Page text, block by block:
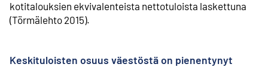
kotitalouksien ekvivalenteista nettotuloista laskettuna
(Törmälehto 2015).
Keskituloisten osuus väestöstä on pienentynyt